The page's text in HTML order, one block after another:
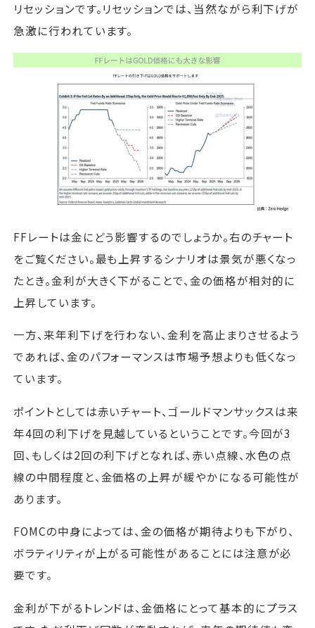
リセッションです。リセッションでは、当然ながら利下げが
急激に行われています。
FFレートは金にどう影響するのでしょうか。右のチャート
をご覧ください。最も上昇するシナリオは景気が悪くなっ
たとき。金利が大きく下がることで、金の価格が相対的に
上昇しています。
一方、来年利下げを行わない、金利を高止まりさせるよう
であれば、金のパフォーマンスは市場予想よりも低くなっ
ています。
ポイントとしては赤いチャート、ゴールドマンサックスは来
年4回の利下げを見越しているということです。今回が3
回、もしくは2回の利下げとなれば、赤い点線、水色の点
線の中間程度と、金価格の上昇が緩やかになる可能性が
あります。
FOMCの中身によっては、金の価格が期待よりも下がり、
ボラティリティが上がる可能性があることには注意が必
要です。
金利が下がるトレンドは、金価格にとって基本的にプラス